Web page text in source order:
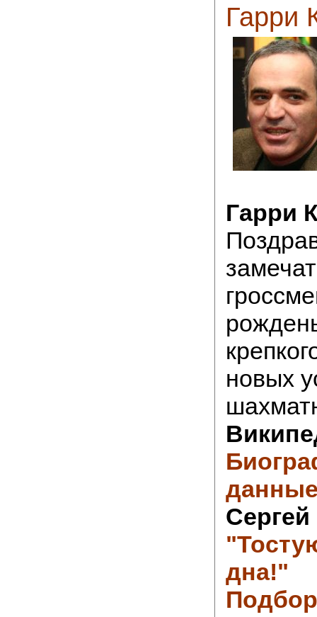
Гарри
Гарри
новых
дна!"